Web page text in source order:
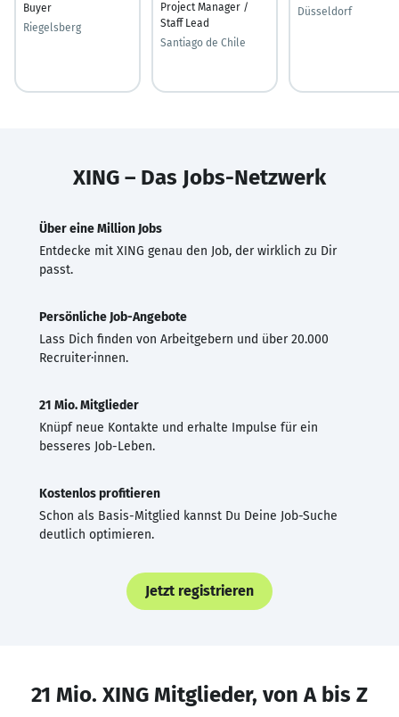
Buyer
Riegelsberg
Project Manager /
Staff Lead
Santiago de Chile
Düsseldorf
XING – Das Jobs-Netzwerk
Über eine Million Jobs
Entdecke mit XING genau den Job, der wirklich zu Dir
passt.
Persönliche Job-Angebote
Lass Dich finden von Arbeitgebern und über 20.000
Recruiter·innen.
21 Mio. Mitglieder
Knüpf neue Kontakte und erhalte Impulse für ein
besseres Job-Leben.
Kostenlos profitieren
Schon als Basis-Mitglied kannst Du Deine Job-Suche
deutlich optimieren.
Jetzt registrieren
21 Mio. XING Mitglieder, von A bis Z